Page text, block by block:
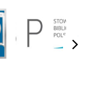
next